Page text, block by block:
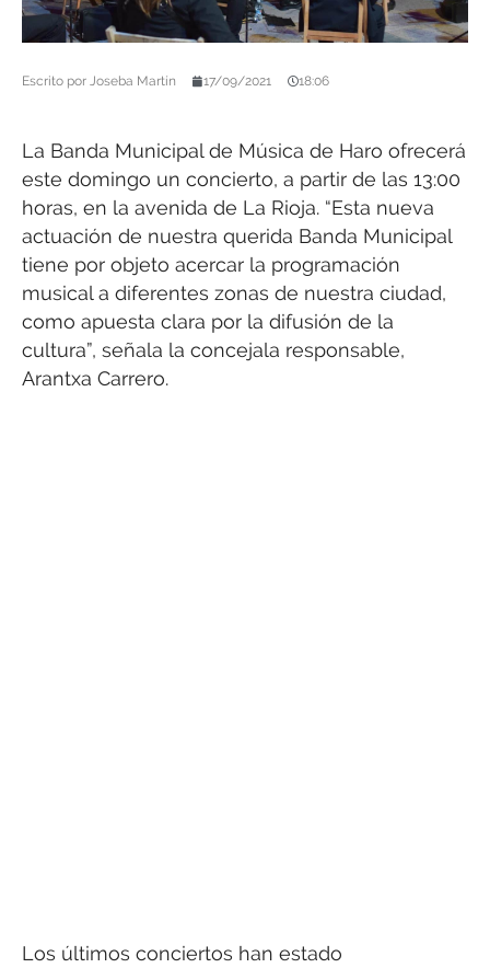
Escrito por Joseba Martín 17/09/2021 18:06
La Banda Municipal de Música de Haro ofrecerá
este domingo un concierto, a partir de las 13:00
horas, en la avenida de La Rioja. “Esta nueva
actuación de nuestra querida Banda Municipal
tiene por objeto acercar la programación
musical a diferentes zonas de nuestra ciudad,
como apuesta clara por la difusión de la
cultura”, señala la concejala responsable,
Arantxa Carrero.
Los últimos conciertos han estado